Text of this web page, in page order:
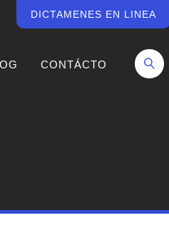
DICTAMENES EN LINEA
CONTÁCTO